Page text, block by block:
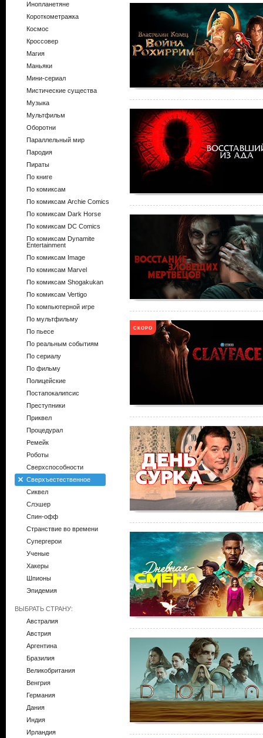
Инопланетяне
Короткометражка
Космос
Кроссовер
Магия
Маньяки
Мини-сериал
Мистические существа
Музыка
Мультфильм
Оборотни
Параллельный мир
Пародия
Пираты
По книге
По комиксам
По комиксам Archie Comics
По комиксам Dark Horse
По комиксам DC Comics
По комиксам Dynamite
Entertainment
По комиксам Image
По комиксам Marvel
По комиксам Shogakukan
По комиксам Vertigo
По компьютерной игре
По мультфильму
По пьесе
По реальным событиям
По сериалу
По фильму
Полицейские
Постапокалипсис
Преступники
Приквел
Процедурал
Ремейк
Роботы
Сверхспособности
Сверхъестественное
Сиквел
Слэшер
Спин-офф
Странствие во времени
Супергерои
Ученые
Хакеры
Шпионы
Эпидемия
ВЫБРАТЬ СТРАНУ:
Австралия
Австрия
Аргентина
Бразилия
Великобритания
Венгрия
Германия
Дания
Индия
Ирландия
СКОРО